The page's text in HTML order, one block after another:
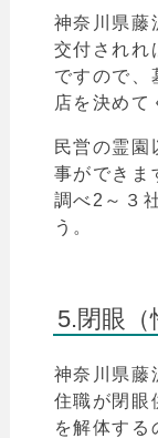
神奈川県藤
交付されれ
ですので、
店を決めて
民営の霊園
事ができま
調べ2～３
う。
5.閉眼
神奈川県藤
住職が閉眼
を解体する